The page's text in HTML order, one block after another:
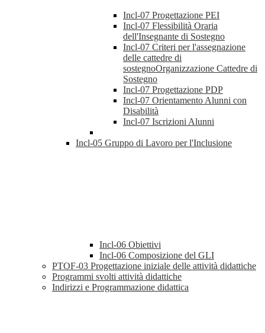
Incl-07 Progettazione PEI
Incl-07 Flessibilità Oraria
dell'Insegnante di Sostegno
Incl-07 Criteri per l'assegnazione
delle cattedre di
sostegnoOrganizzazione Cattedre di
Sostegno
Incl-07 Progettazione PDP
Incl-07 Orientamento Alunni con
Disabilità
Incl-07 Iscrizioni Alunni
Incl-05 Gruppo di Lavoro per l'Inclusione
Incl-06 Obiettivi
Incl-06 Composizione del GLI
PTOF-03 Progettazione iniziale delle attività didattiche
Programmi svolti attività didattiche
Indirizzi e Programmazione didattica